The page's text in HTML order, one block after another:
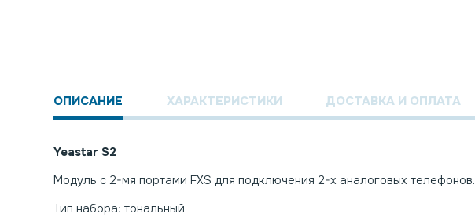
ОПИСАНИЕ ХАРАКТЕРИСТИКИ ДОСТАВКА И ОПЛАТА
Yeastar S2
Модуль с 2-мя портами FXS для подключения 2-х аналоговых телефонов.
Тип набора: тональный